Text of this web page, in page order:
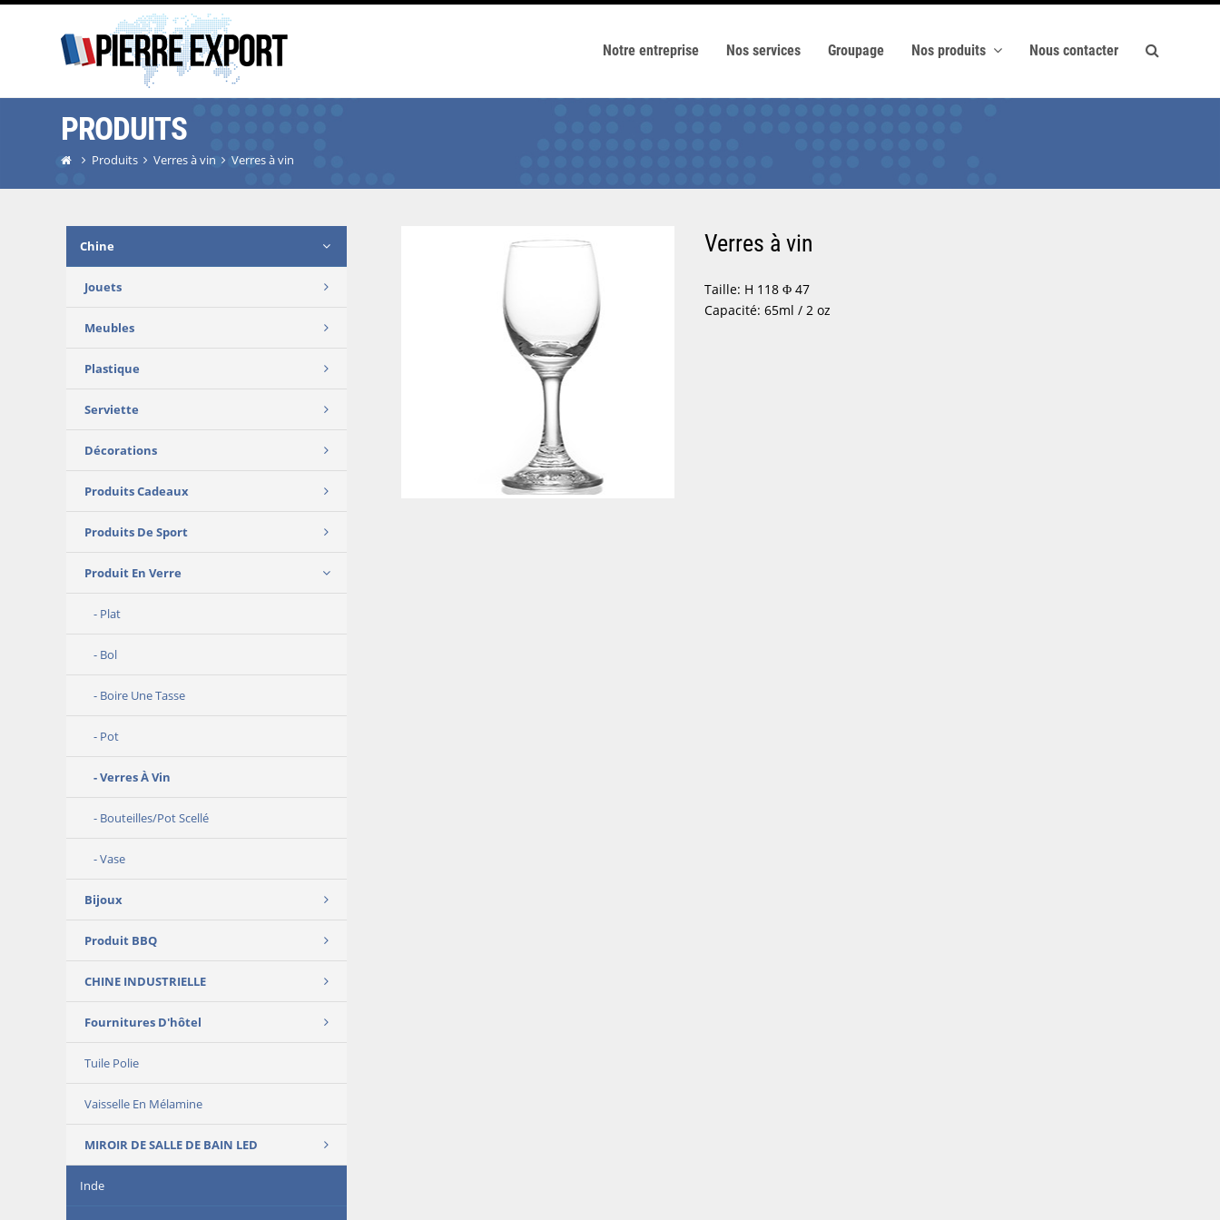
Notre entreprise Nos services Groupage Nos produits Nous contacter
PRODUITS
Produits Verres à vin Verres à vin
Verres à vin
Taille: H 118 Φ 47
Capacité: 65ml / 2 oz
Chine
Jouets
Meubles
Plastique
Serviette
Décorations
Produits Cadeaux
Produits De Sport
Produit En Verre
Plat
Bol
Boire Une Tasse
Pot
Verres À Vin
Bouteilles/Pot Scellé
Vase
Bijoux
Produit BBQ
CHINE INDUSTRIELLE
Fournitures D'hôtel
Tuile Polie
Vaisselle En Mélamine
MIROIR DE SALLE DE BAIN LED
Inde